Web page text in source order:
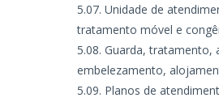
Unidade de
tratamento móvel e
Guarda, tratamento,
embelezamento,
Planos de